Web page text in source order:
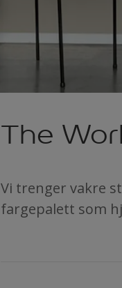
The
Vi trenger vakre
fargepalett som